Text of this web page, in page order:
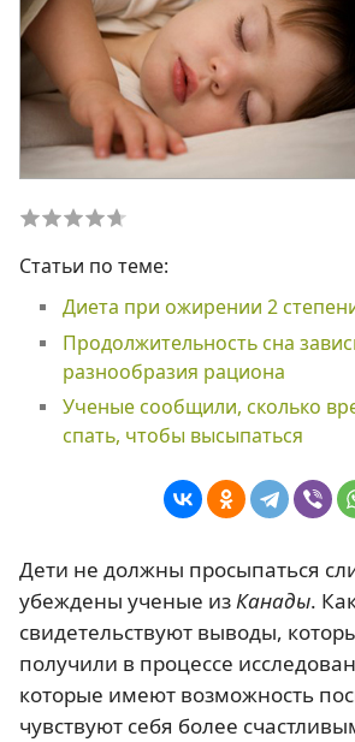
Статьи по теме:
Диета при ожирении 2
Продолжительность сна
разнообразия рациона
Ученые сообщили, сколько
спать, чтобы высыпаться
Дети не должны просыпаться
убеждены ученые изКанады.
свидетельствуют выводы,
получили в процессе
которые имеют возможность
чувствуют себя более